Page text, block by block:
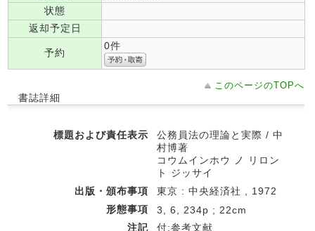
状態
返却予定日
予約
0件
このページのTOPへ
書誌詳細
標題および責任表示
公務員法の理論と実際 / 中
村博著
コウムインホウ ノ リロン
ト ジッサイ
出版・頒布事項
東京 : 中央経済社 , 1972
形態事項
3, 6, 234p ; 22cm
注記
付:参考文献